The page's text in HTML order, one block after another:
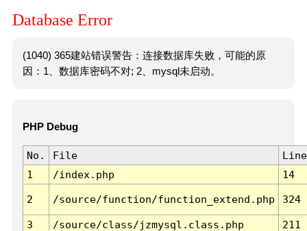
Database Error
(1040) 365建站错误警告：连接数据库失败，可能的原
因：1、数据库密码不对; 2、mysql未启动。
PHP Debug
No. File
Line
1
/index.php 14
2 /source/function/function_extend.php 324
3 /source/class/jzmysql.class.php
211